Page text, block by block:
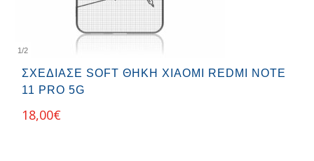
1/2
ΣΧΕΔΊΑΣΕ SOFT ΘΉΚΗ XIAOMI REDMI NOTE
11 PRO 5G
18,00€